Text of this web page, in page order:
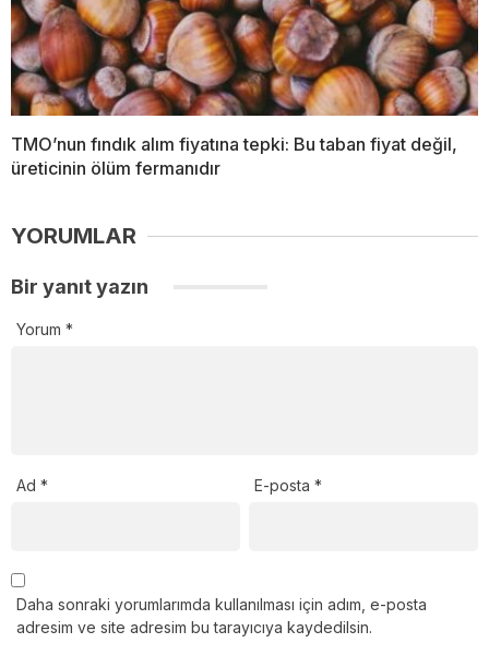
TMO’nun fındık alım fiyatına tepki: Bu taban fiyat değil,
üreticinin ölüm fermanıdır
YORUMLAR
Bir yanıt yazın
Yorum *
Ad * E-posta*
Daha sonraki yorumlarımda kullanılması için adım, e-posta
adresim ve site adresim bu tarayıcıya kaydedilsin.